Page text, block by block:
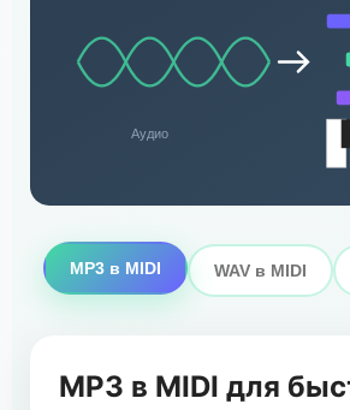
Аудио
MP3 в MIDI WAV в MIDI
MP3 в MIDI для